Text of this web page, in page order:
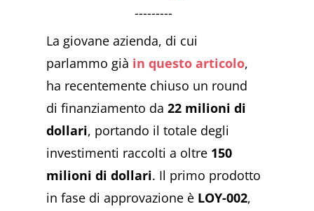
---------
La giovane azienda, di cui
parlammo già in questo articolo,
ha recentemente chiuso un round
di finanziamento da22 milioni di
dollari, portando il totale degli
investimenti raccolti a oltre 150
milioni di dollari. Il primo prodotto
in fase di approvazione è LOY-002,